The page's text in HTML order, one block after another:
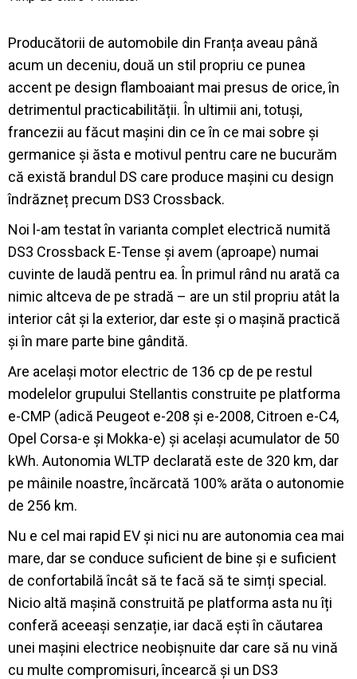
Producătorii de automobile din Franța aveau până
acum un deceniu, două un stil propriu ce punea
accent pe design flamboaiant mai presus de orice, în
detrimentul practicabilității. În ultimii ani, totuși,
francezii au făcut mașini din ce în ce mai sobre și
germanice și ăsta e motivul pentru care ne bucurăm
că există brandul DS care produce mașini cu design
îndrăzneț precum DS3 Crossback.
Noi l-am testat în varianta complet electrică numită
DS3 Crossback E-Tense și avem (aproape) numai
cuvinte de laudă pentru ea. În primul rând nu arată ca
nimic altceva de pe stradă – are un stil propriu atât la
interior cât și la exterior, dar este și o mașină practică
și în mare parte bine gândită.
Are același motor electric de 136 cp de pe restul
modelelor grupului Stellantis construite pe platforma
e-CMP (adică Peugeot e-208 și e-2008, Citroen e-C4,
Opel Corsa-e și Mokka-e) și același acumulator de 50
kWh. Autonomia WLTP declarată este de 320 km, dar
pe mâinile noastre, încărcată 100% arăta o autonomie
de 256 km.
Nu e cel mai rapid EV și nici nu are autonomia cea mai
mare, dar se conduce suficient de bine și e suficient
de confortabilă încât să te facă să te simți special.
Nicio altă mașină construită pe platforma asta nu îți
conferă aceeași senzație, iar dacă ești în căutarea
unei mașini electrice neobișnuite dar care să nu vină
cu multe compromisuri, încearcă și un DS3